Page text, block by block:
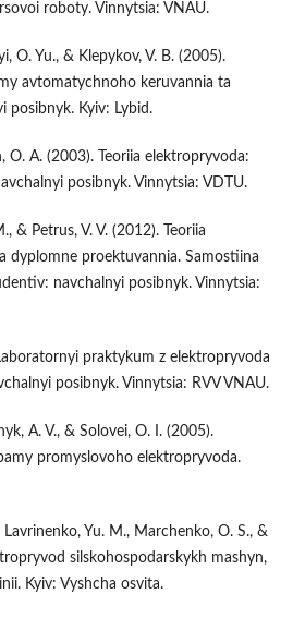
roboty. Vinnytsia: VNAU.
O. Yu., & Klepykov, V. B. (2005).
avtomatychnoho keruvannia ta
posibnyk. Kyiv: Lybid.
O. A. (2003). Teoriia elektropryvoda:
posibnyk. Vinnytsia: VDTU.
& Petrus, V. V. (2012). Teoriia
dyplomne proektuvannia. Samostiina
navchalnyi posibnyk. Vinnytsia:
praktykum z elektropryvoda
posibnyk. Vinnytsia: RVV VNAU.
A. V., & Solovei, O. I. (2005).
promyslovoho elektropryvoda.
Lavrinenko, Yu. M., Marchenko, O. S., &
silskohospodarskykh mashyn,
Kyiv: Vyshcha osvita.